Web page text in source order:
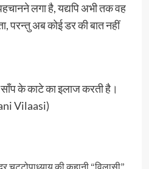
लगा है, यद्यपि अभी तक वह
परन्तु अब कोई डर की बात नहीं
के काटे का इलाज करती है।
Vilaasi)